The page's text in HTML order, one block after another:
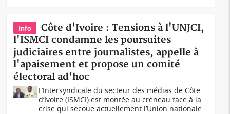
Info
Côte d'Ivoire : Tensions à l'UNJCI,
l'ISMCI condamne les poursuites
judiciaires entre journalistes, appelle à
l'apaisement et propose un comité
électoral ad'hoc
L’Intersyndicale du secteur des médias de Côte
d’Ivoire (ISMCI) est montée au créneau face à la
crise qui secoue actuellement l’Union nationale